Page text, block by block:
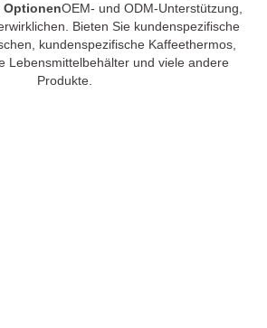
OptionenOEM- und ODM-Unterstützung,
Bieten Sie kundenspezifische
kundenspezifische Kaffeethermos,
Lebensmittelbehälter und viele andere
Produkte.